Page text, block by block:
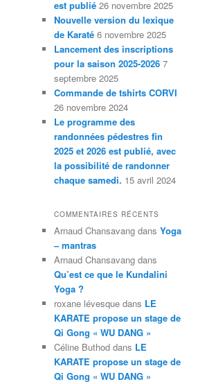
est publié 26 novembre 2025
Nouvelle version du lexique
de Karaté 6 novembre 2025
Lancement des inscriptions
pour la saison 2025-2026 7
septembre 2025
Commande de tshirts CORVI
26 novembre 2024
Le programme des
randonnées pédestres fin
2025 et 2026 est publié, avec
la possibilité de randonner
chaque samedi. 15 avril 2024
COMMENTAIRES RÉCENTS
Arnaud Chansavang dans Yoga
– mantras
Arnaud Chansavang dans
Qu’est ce que le Kundalini
Yoga ?
roxane lévesque dans LE
KARATE propose un stage de
Qi Gong « WU DANG »
Céline Buthod dans LE
KARATE propose un stage de
Qi Gong « WU DANG »